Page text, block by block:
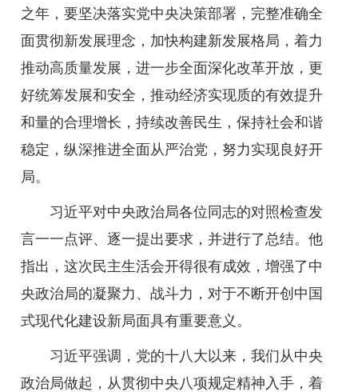
之年，要坚决落实党中央决策部署，完整准确全
面贯彻新发展理念，加快构建新发展格局，着力
推动高质量发展，进一步全面深化改革开放，更
好统筹发展和安全，推动经济实现质的有效提升
和量的合理增长，持续改善民生，保持社会和谐
稳定，纵深推进全面从严治党，努力实现良好开
局。
习近平对中央政治局各位同志的对照检查发
言一一点评、逐一提出要求，并进行了总结。他
指出，这次民主生活会开得很有成效，增强了中
央政治局的凝聚力、战斗力，对于不断开创中国
式现代化建设新局面具有重要意义。
习近平强调，党的十八大以来，我们从中央
政治局做起，从贯彻中央八项规定精神入手，着